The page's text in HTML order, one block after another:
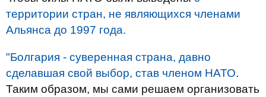
территории стран, не являющихся членами
Альянса до 1997 года.
"Болгария - суверенная страна, давно
сделавшая свой выбор, став членом НАТО.
Таким образом, мы сами решаем организовать